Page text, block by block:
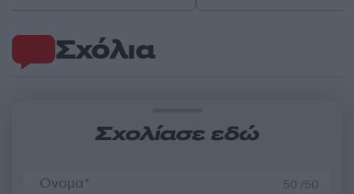
Σχόλια
Σχολίασε εδώ
50 /50